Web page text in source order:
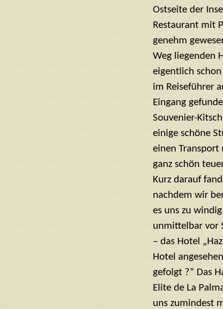
Ostseite der
Restaurant mit
genehm
Weg liegenden
eigentlich
im Reiseführer
Eingang
Souvenier-
einige schöne
einen Transport
ganz schön
Kurz darauf
nachdem wir
es uns zu
unmittelbar vor
– das Hotel
Hotel
gefolgt ?“ Das
Elite de La
uns zumindest